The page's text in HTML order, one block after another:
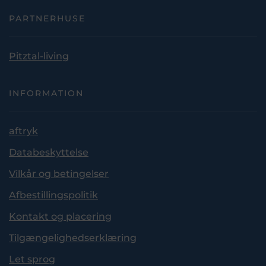
PARTNERHUSE
Pitztal-living
INFORMATION
aftryk
Databeskyttelse
Vilkår og betingelser
Afbestillingspolitik
Kontakt og placering
Tilgængelighedserklæring
Let sprog